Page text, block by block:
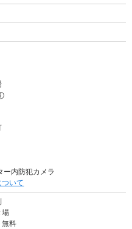
ー内防犯カメラ
いて
場
無料